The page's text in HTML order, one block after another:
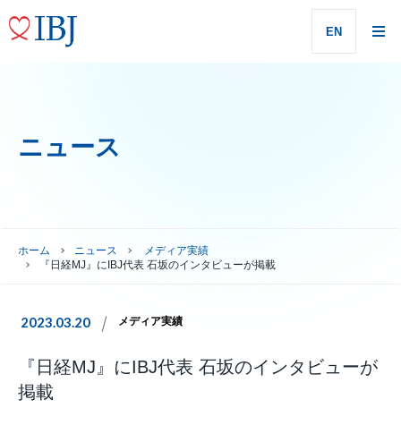
EN
ニュース
ホーム ニュース
メディア実績
『日経MJ』にIBJ代表 石坂のインタビューが掲載
2023.03.20 メディア実績
『日経MJ』にIBJ代表 石坂のインタビューが
掲載